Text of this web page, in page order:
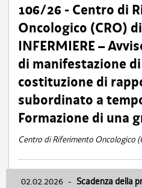
106/26 - Centro di
Oncologico (CRO)
INFERMIERE –
di manifestazione
costituzione di
subordinato a
Formazione di una
Centro di Riferimento Oncologico
02.02.2026 - Scadenza della